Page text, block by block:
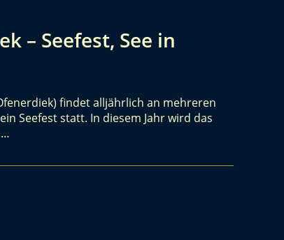
– Seefest, See in
findet alljährlich an mehreren
Seefest statt. In diesem Jahr wird das